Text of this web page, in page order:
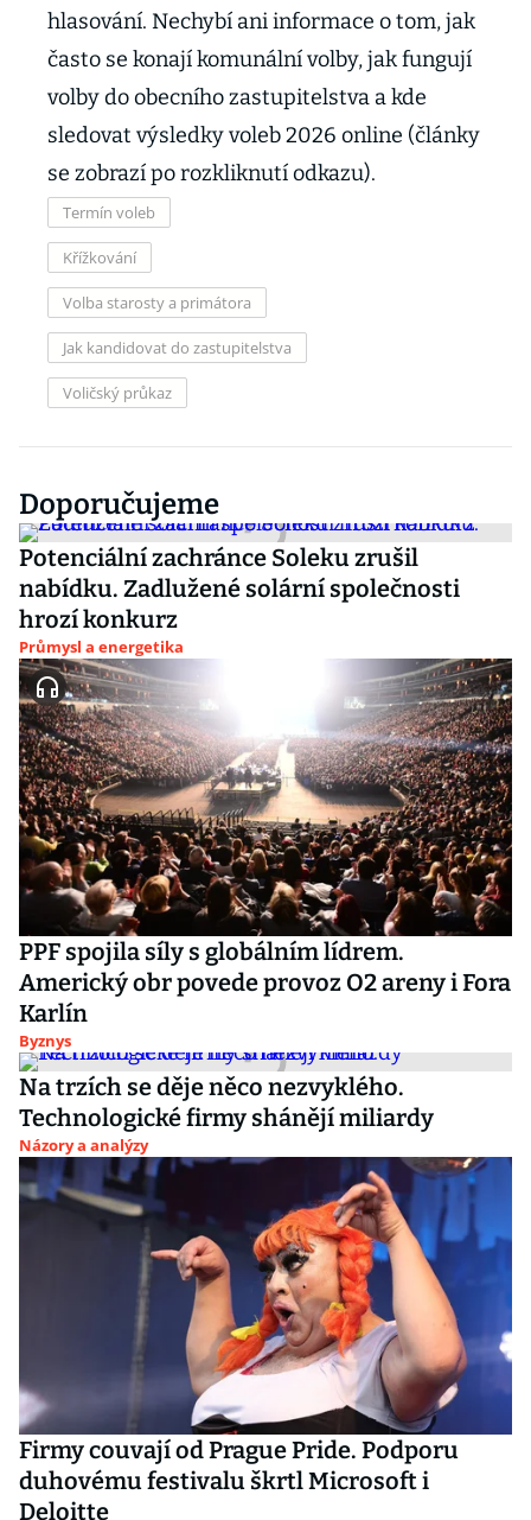
hlasování. Nechybí ani informace o tom, jak
často se konají komunální volby, jak fungují
volby do obecního zastupitelstva a kde
sledovat výsledky voleb 2026 online (články
se zobrazí po rozkliknutí odkazu).
Termín voleb
Křížkování
Volba starosty a primátora
Jak kandidovat do zastupitelstva
Voličský průkaz
Doporučujeme
Potenciální zachránce Soleku zrušil
nabídku. Zadlužené solární společnosti
hrozí konkurz
Průmysl a energetika
PPF spojila síly s globálním lídrem.
Americký obr povede provoz O2 areny i Fora
Karlín
Byznys
Na trzích se děje něco nezvyklého.
Technologické firmy shánějí miliardy
Názory a analýzy
Firmy couvají od Prague Pride. Podporu
duhovému festivalu škrtl Microsoft i
Deloitte